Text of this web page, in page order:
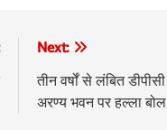
Next:
तीन वर्षों से लंबित
अरण्य भवन पर हल्ला